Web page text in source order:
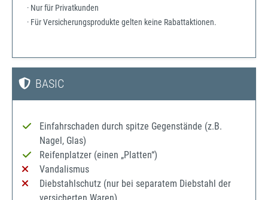
· Nur für Privatkunden
· Für Versicherungsprodukte gelten keine Rabattaktionen.
BASIC
Einfahrschaden durch spitze Gegenstände (z.B.
Nagel, Glas)
Reifenplatzer (einen „Platten“)
Vandalismus
Diebstahlschutz (nur bei separatem Diebstahl der
versicherten Waren)